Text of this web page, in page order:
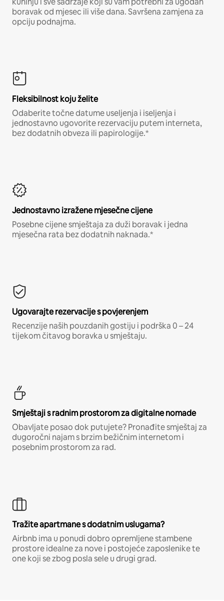
boravak od mjesec ili više dana. Savršena zamjena za
opciju podnajma.
Fleksibilnost koju želite
Odaberite točne datume useljenja i iseljenja i
jednostavno ugovorite rezervaciju putem interneta,
bez dodatnih obveza ili papirologije.*
Jednostavno izražene mjesečne cijene
Posebne cijene smještaja za duži boravak i jedna
mjesečna rata bez dodatnih naknada.*
Ugovarajte rezervacije s povjerenjem
Recenzije naših pouzdanih gostiju i podrška 0 – 24
tijekom čitavog boravka u smještaju.
Smještaji s radnim prostorom za digitalne nomade
Obavljate posao dok putujete? Pronađite smještaj za
dugoročni najam s brzim bežičnim internetom i
posebnim prostorom za rad.
Tražite apartmane s dodatnim uslugama?
Airbnb ima u ponudi dobro opremljene stambene
prostore idealne za nove i postojeće zaposlenike te
one koji se zbog posla sele u drugi grad.